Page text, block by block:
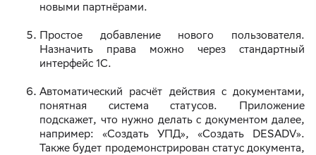
новыми партнёрами.
Простое добавление нового пользователя.
Назначить права можно через стандартный
интерфейс 1С.
Автоматический расчёт действия с документами,
понятная система статусов. Приложение
подскажет, что нужно делать с документом далее,
например: «Создать УПД», «Создать DESADV».
Также будет продемонстрирован статус документа,